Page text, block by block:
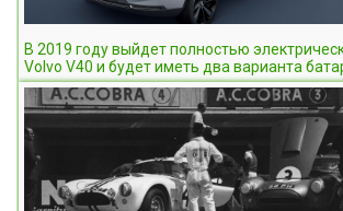
В 2019 году выйдет полностью
Volvo V40 и будет иметь два варианта